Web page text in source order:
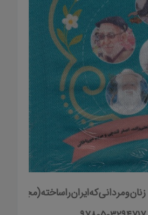
زنان‌ومردانی‌که‌ایران‌را‌ساخته‌(مجموعه‌10جلدی)شهرقلم#